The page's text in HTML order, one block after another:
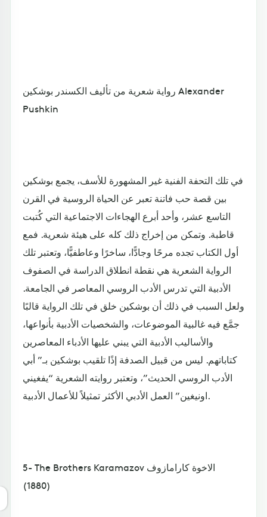
رواية شعرية من تأليف الكسندر بوشكين Alexander
Pushkin
في تلك التحفة الفنية غير المشهورة للأسف، يجمع بوشكين
بين قصة حب فاتنة تعبر عن الحياة الروسية في القرن
التاسع عشر، وأحد أبرع الهجاءات الاجتماعية التي كُتبت
قاطبة. وتمكن من إخراج ذلك كله على هيئة شعرية. فمع
أول الكتاب تجده مرحًا وجادًّا، ساخرًا وعاطفيًّا، وتعتبر تلك
الرواية الشعرية هي نقطة انطلاق الدراسة في الصفوف
الأدبية التي تدرس الأدب الروسي المعاصر في الجامعة.
ولعل السبب في ذلك أن بوشكين خلق في تلك الرواية قالبًا
جمَّع فيه غالبية الموضوعات، والشخصيات الأدبية بأنواعها،
والأساليب الأدبية التي يبني عليها الأدباء المعاصرين
كتاباتهم. ليس من قبيل الصدفة إذًا تلقيب بوشكين بـ” أبي
الأدب الروسي الحديث”، وتعتبر روايته الشعرية “يفغيني
اونيغين” العمل الأدبي الأكثر تمثيلاً للأعمال الأدبية.
5- The Brothers Karamazov الاخوة كارامازوف
(1880)